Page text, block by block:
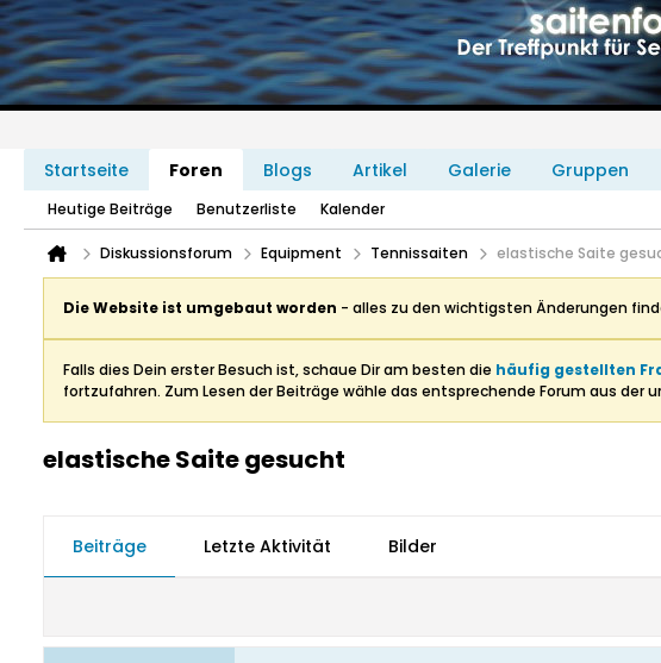
Startseite Foren Blogs Artikel Galerie Gruppen
Heutige Beiträge Benutzerliste Kalender
Diskussionsforum Equipment Tennissaiten elastische Saite
Die Website ist umgebaut worden - alles zu den wichtigsten Änderungen
Falls dies Dein erster Besuch ist, schaue Dir am besten die häufig gestellten
fortzufahren. Zum Lesen der Beiträge wähle das entsprechende Forum aus der
elastische Saite gesucht
Beiträge Letzte Aktivität Bilder